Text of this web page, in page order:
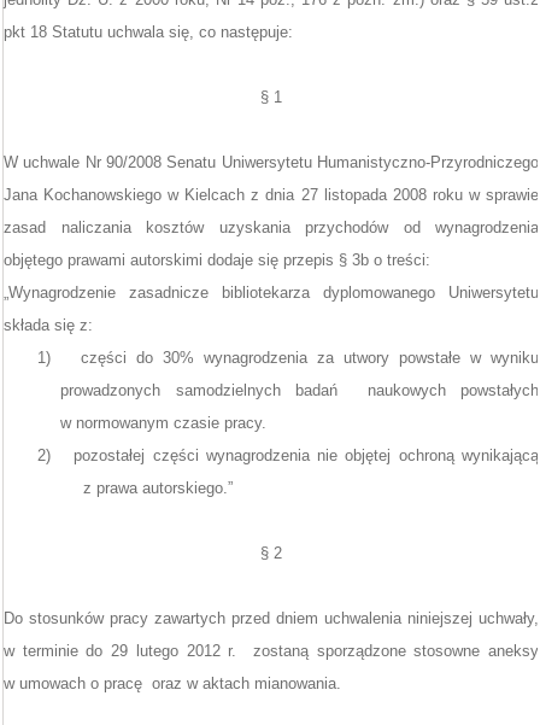
pkt 18 Statutu uchwala się, co następuje:
§ 1
W uchwale Nr 90/2008 Senatu Uniwersytetu Humanistyczno-Przyrodniczego
Jana Kochanowskiego w Kielcach z dnia 27 listopada 2008 roku w sprawie
zasad naliczania kosztów uzyskania przychodów od wynagrodzenia
objętego prawami autorskimi dodaje się przepis § 3b o treści:
„Wynagrodzenie zasadnicze bibliotekarza dyplomowanego Uniwersytetu
składa się z:
1) części do 30% wynagrodzenia za utwory powstałe w wyniku
prowadzonych samodzielnych badań naukowych powstałych
w normowanym czasie pracy.
2) pozostałej części wynagrodzenia nie objętej ochroną wynikającą
z prawa autorskiego.”
§ 2
Do stosunków pracy zawartych przed dniem uchwalenia niniejszej uchwały,
w terminie do 29 lutego 2012 r. zostaną sporządzone stosowne aneksy
w umowach o pracę oraz w aktach mianowania.